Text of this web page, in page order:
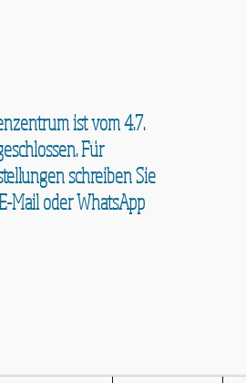
ist vom 4.7.
Für
schreiben Sie
Mail oder WhatsApp